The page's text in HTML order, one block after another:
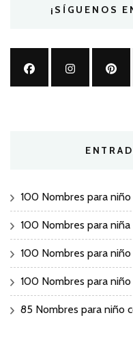
¡SÍGUENOS
100 Nombres para
100 Nombres para
100 Nombres para niño
100 Nombres para
85 Nombres para niño